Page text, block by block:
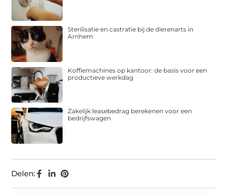
Delen:
Sterilisatie en castratie bij de dierenarts in
Arnhem
Koffiemachines op kantoor: de basis voor een
productieve werkdag
Zakelijk leasebedrag berekenen voor een
bedrijfswagen